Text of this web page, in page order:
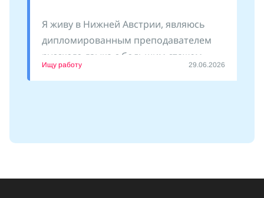
Я живу в Нижней Австрии, являюсь
дипломированным преподавателем
русского языка с большим стажем
преподавания как
Ищу работу 29.06.2026